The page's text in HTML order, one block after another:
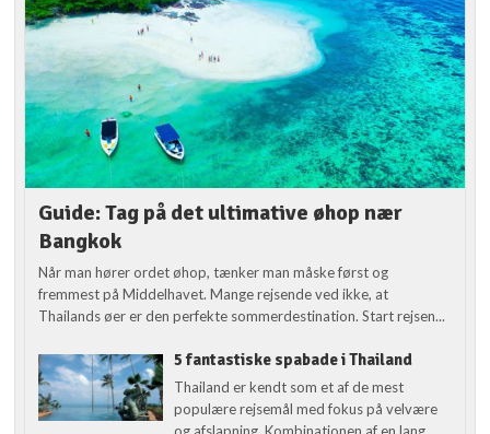
Guide: Tag på det ultimative øhop nær
Bangkok
Når man hører ordet øhop, tænker man måske først og
fremmest på Middelhavet. Mange rejsende ved ikke, at
Thailands øer er den perfekte sommerdestination. Start rejsen...
5 fantastiske spabade i Thailand
Thailand er kendt som et af de mest
populære rejsemål med fokus på velvære